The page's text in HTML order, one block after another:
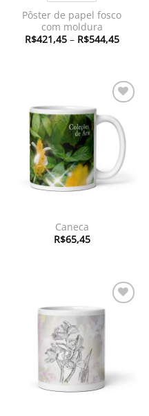
Pôster de papel fosco
com moldura
R$421,45 – R$544,45Faixa
Adicionar
à lista de
desejos
Caneca
R$65,45
Adicionar
à lista de
desejos